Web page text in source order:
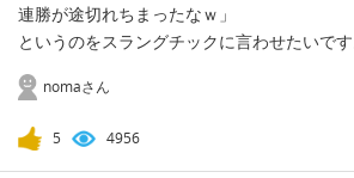
連勝が途切れちまったなｗ」
というのをスラングチックに言わせたいです
nomaさん
5 4956